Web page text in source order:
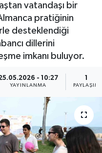
vatandaşı bir
pratiğinin
desteklendiği
dillerini
imkanı buluyor.
- 10:27
YAYINLANMA PAYLAŞIM